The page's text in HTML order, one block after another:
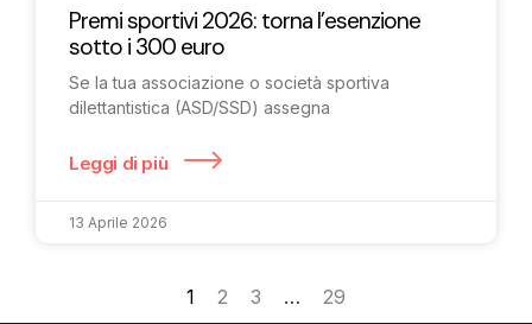
Premi sportivi 2026: torna l’esenzione
sotto i 300 euro
Se la tua associazione o società sportiva
dilettantistica (ASD/SSD) assegna
Leggi di più
13 Aprile 2026
1 2 3 … 29